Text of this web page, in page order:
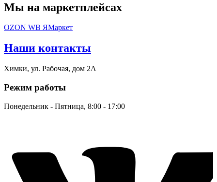
Мы на маркетплейсах
OZON WB ЯМаркет
Наши контакты
Химки, ул. Рабочая, дом 2А
Режим работы
Понедельник - Пятница, 8:00 - 17:00